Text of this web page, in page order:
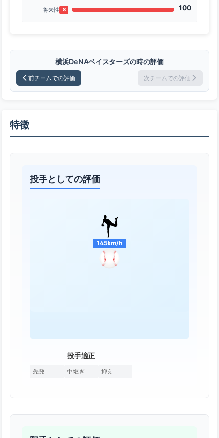
将来性 S 100
横浜DeNAベイスターズの時の評価
前チームでの評価 次チームでの評価
特徴
投手としての評価
145km/h
投手適正
先発 中継ぎ 抑え